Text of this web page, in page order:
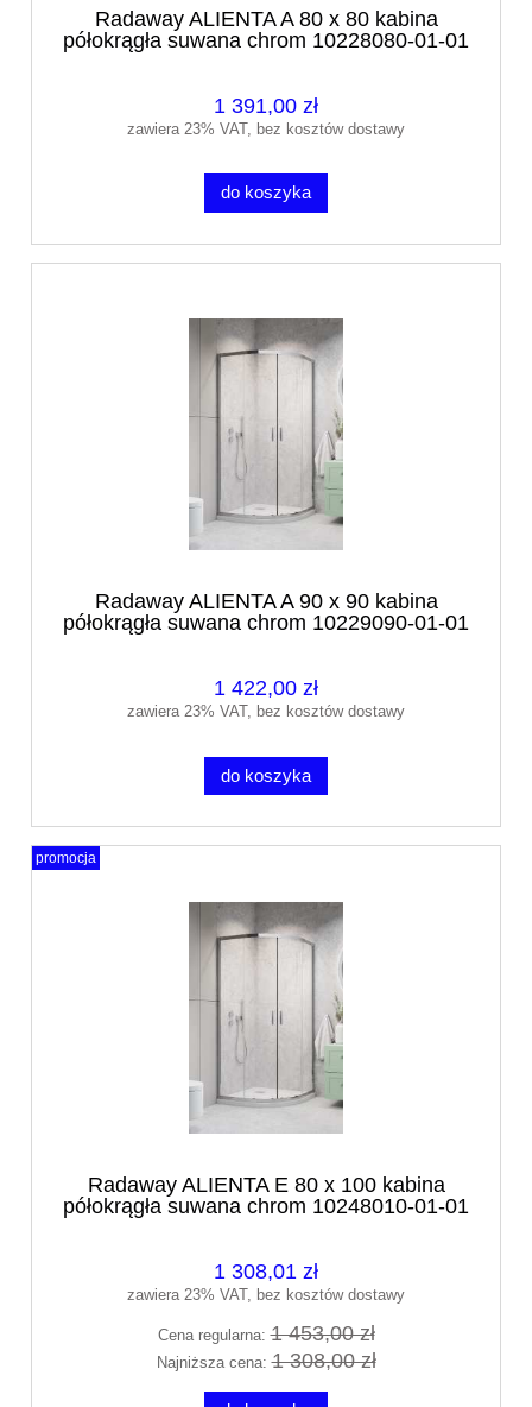
Radaway ALIENTA A 80 x 80 kabina
półokrągła suwana chrom 10228080-01-01
1 391,00 zł
zawiera 23% VAT, bez kosztów dostawy
do koszyka
Radaway ALIENTA A 90 x 90 kabina
półokrągła suwana chrom 10229090-01-01
1 422,00 zł
zawiera 23% VAT, bez kosztów dostawy
do koszyka
Radaway ALIENTA E 80 x 100 kabina
półokrągła suwana chrom 10248010-01-01
1 308,01 zł
zawiera 23% VAT, bez kosztów dostawy
Cena regularna:1 453,00 zł
Najniższa cena:1 308,00 zł
promocja